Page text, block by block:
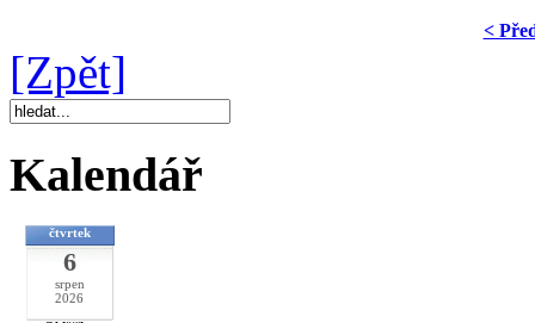
<
[Zpět]
Kalendář
čtvrtek
6
srpen
2026